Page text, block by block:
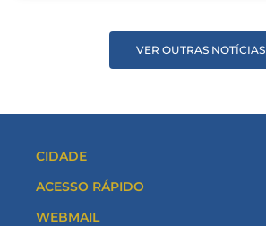
VER OUTRAS NOTÍCIAS
CIDADE
ACESSO RÁPIDO
WEBMAIL